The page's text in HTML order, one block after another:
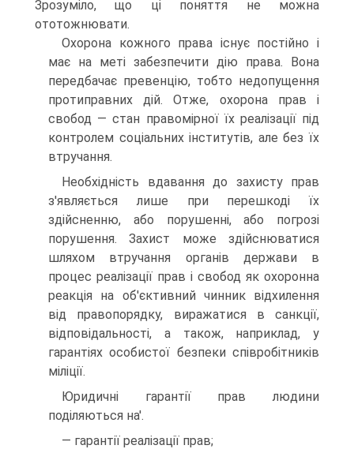
Зрозуміло, що ці поняття не можна
ототожнювати.
Охорона кожного права існує постійно і
має на меті забезпечити дію права. Вона
передбачає превенцію, тобто недопущення
протиправних дій. Отже, охорона прав і
свобод — стан правомірної їх реалізації під
контролем соціальних інститутів, але без їх
втручання.
Необхідність вдавання до захисту прав
з'являється лише при перешкоді їх
здійсненню, або порушенні, або погрозі
порушення. Захист може здійснюватися
шляхом втручання органів держави в
процес реалізації прав і свобод як охоронна
реакція на об'єктивний чинник відхилення
від правопорядку, виражатися в санкції,
відповідальності, а також, наприклад, у
гарантіях особистої безпеки співробітників
міліції.
Юридичні гарантії прав людини
поділяються на'.
— гарантії реалізації прав;